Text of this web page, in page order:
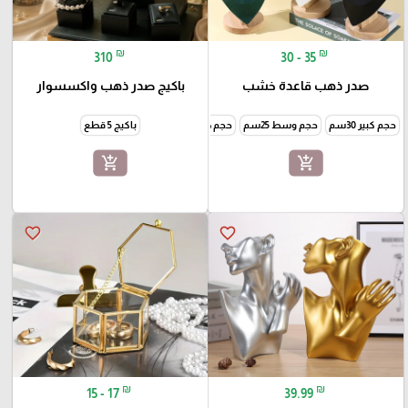
30 - 35 ₪
صدر ذهب قاعدة خشب
حجم كبير 30سم حجم وسط 25سم حجم صغير 20سم
add_shopping_cart
310 ₪
باكيج صدر ذهب واكسسوار
باكيج 5 قطع
add_shopping_cart
favorite_border
39.99 ₪
favorite_border
15 - 17 ₪